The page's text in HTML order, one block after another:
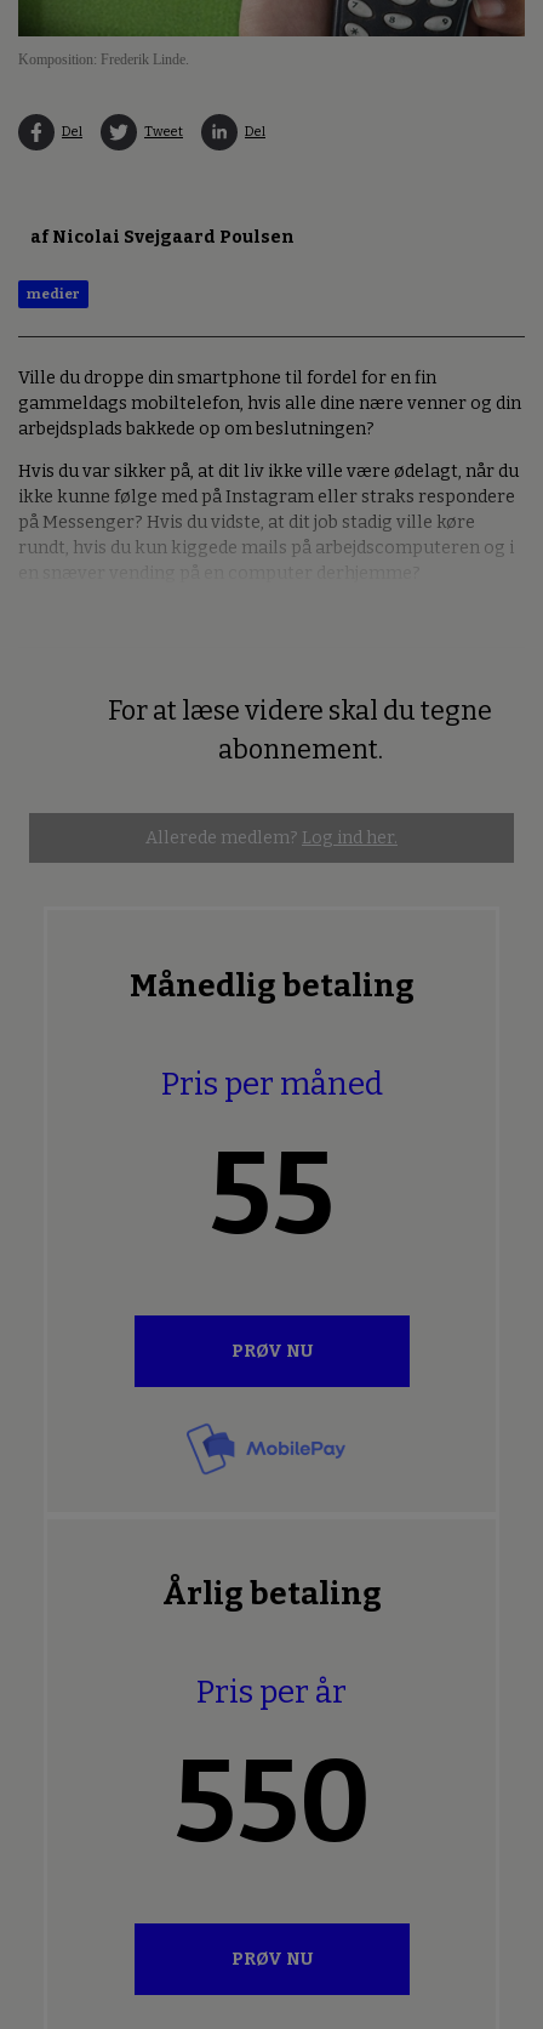
Komposition: Frederik Linde.
Del Tweet Del
af Nicolai Svejgaard Poulsen
medier
Ville du droppe din smartphone til fordel for en fin
gammeldags mobiltelefon, hvis alle dine nære venner og din
arbejdsplads bakkede op om beslutningen?
Hvis du var sikker på, at dit liv ikke ville være ødelagt, når du
ikke kunne følge med på Instagram eller straks respondere
på Messenger? Hvis du vidste, at dit job stadig ville køre
rundt, hvis du kun kiggede mails på arbejdscomputeren og i
For at læse videre skal du tegne
abonnement.
Allerede medlem? Log ind her.
Månedlig betaling
Pris per måned
55
PRØV NU
Årlig betaling
Pris per år
550
PRØV NU